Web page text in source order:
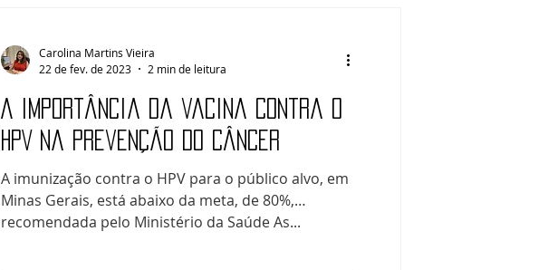
Carolina Martins Vieira
22 de fev. de 2023
2 min de leitura
A importância da vacina contra o
HPV na prevenção do câncer
A imunização contra o HPV para o público alvo, em
Minas Gerais, está abaixo da meta, de 80%,
recomendada pelo Ministério da Saúde As...